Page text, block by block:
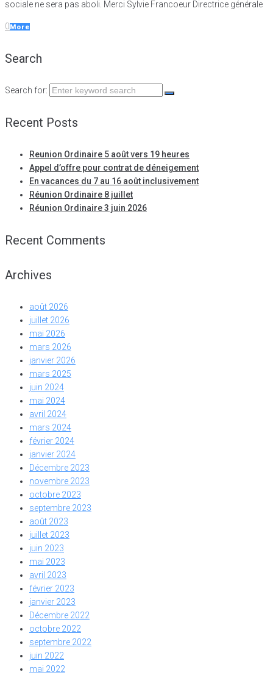
sociale ne sera pas aboli. Merci Sylvie Francoeur Directrice générale
0 More
Search
Search for:
Recent Posts
Reunion Ordinaire 5 août vers 19 heures
Appel d’offre pour contrat de déneigement
En vacances du 7 au 16 août inclusivement
Réunion Ordinaire 8 juillet
Réunion Ordinaire 3 juin 2026
Recent Comments
Archives
août 2026
juillet 2026
mai 2026
mars 2026
janvier 2026
mars 2025
juin 2024
mai 2024
avril 2024
mars 2024
février 2024
janvier 2024
Décembre 2023
novembre 2023
octobre 2023
septembre 2023
août 2023
juillet 2023
juin 2023
mai 2023
avril 2023
février 2023
janvier 2023
Décembre 2022
octobre 2022
septembre 2022
juin 2022
mai 2022